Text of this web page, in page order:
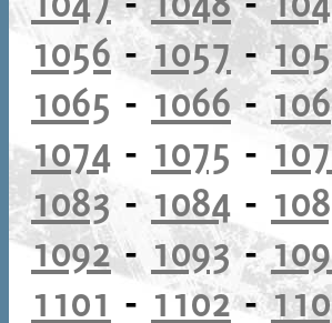
1056 -1057 -
1065 - 1066-
1074 - 1075 -
1083- 1084 -
1092- 1093-
1101 - 1102-